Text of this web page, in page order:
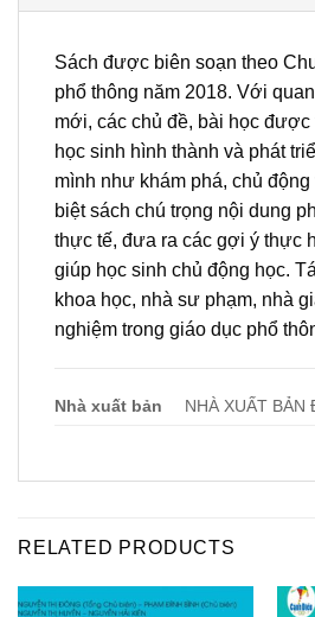
Sách được biên soạn theo
phổ thông năm 2018. Với
mới, các chủ đề, bài học được
học sinh hình thành và phát
mình như khám phá, chủ
biệt sách chú trọng nội dung
thực tế, đưa ra các gợi ý thực
giúp học sinh chủ động học.
khoa học, nhà sư phạm, nhà
nghiệm trong giáo dục phổ
Nhà xuất bản NHÀ XUẤT BẢN
RELATED PRODUCTS